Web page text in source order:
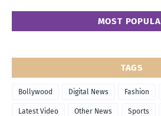
MOST
TAGS
Bollywood Digital News Fashion
Latest Video Other News Sports